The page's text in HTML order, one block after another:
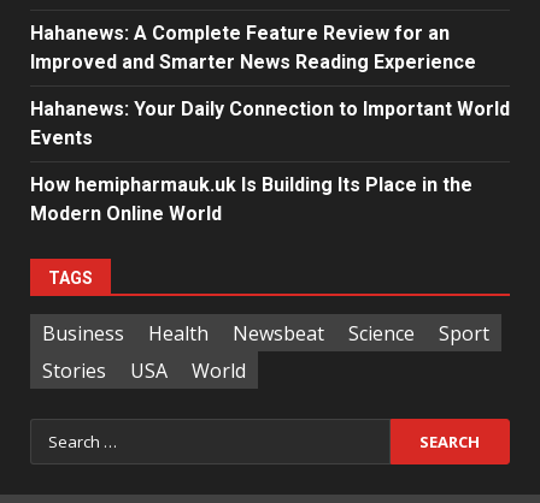
Hahanews: A Complete Feature Review for an
Improved and Smarter News Reading Experience
Hahanews: Your Daily Connection to Important World
Events
How hemipharmauk.uk Is Building Its Place in the
Modern Online World
TAGS
Business Health Newsbeat Science
Sport
Stories
USA World
Search
for: